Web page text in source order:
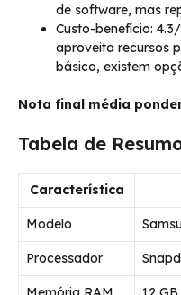
de software, mas
Custo-benefício:
aproveita recursos
básico, existem
Nota final média
Tabela de
Característica
Modelo
Processador